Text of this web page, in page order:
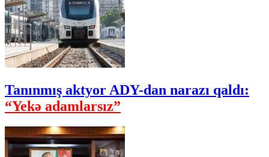
Tanınmış aktyor ADY-dan narazı qaldı:
“Yekə adamlarsız”